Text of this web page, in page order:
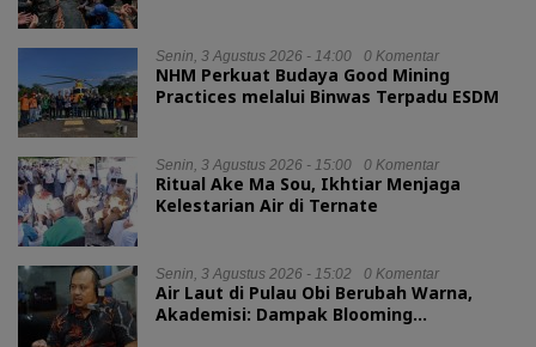
Senin, 3 Agustus 2026 - 14:00 0 Komentar
NHM Perkuat Budaya Good Mining
Practices melalui Binwas Terpadu ESDM
Senin, 3 Agustus 2026 - 15:00 0 Komentar
Ritual Ake Ma Sou, Ikhtiar Menjaga
Kelestarian Air di Ternate
Senin, 3 Agustus 2026 - 15:02 0 Komentar
Air Laut di Pulau Obi Berubah Warna,
Akademisi: Dampak Blooming